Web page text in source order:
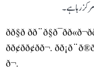
رہا ہے۔
ðð§ð
ðð¢ð­ð¢ðð¬.
ð¬.